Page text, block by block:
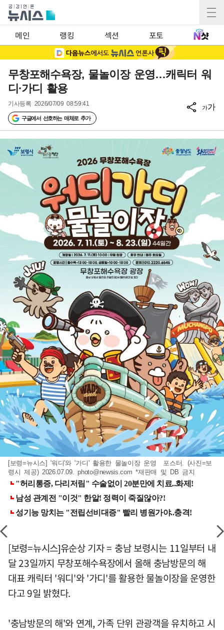
메인 랭킹 섹션 포토
무창포해수욕장, 물놀이장 운영…캐릭터 워
디·가디 활용
기사등록 2026/07/09 08:59:41
구글에서 선호하는 매체로 추가
가가
[보령=뉴시스] '워디'와 '가디' 활용한 물놀이장 운영 포스터. (사진=보
령시 제공) 2026.07.09.photo@newsis.com *재판매 및 DB 금지
[보령=뉴시스]유순상 기자 = 충남 보령시는 11일부터 내
달 23일까지 무창포해수욕장에서 올해 충남방문의 해
대표 캐릭터 '워디'와 '가디'를 활용한 물놀이장을 운영한
다고 9일 밝혔다.
'충남방문의 해'와 연계, 가족 단위 관광객을 유치하고 시